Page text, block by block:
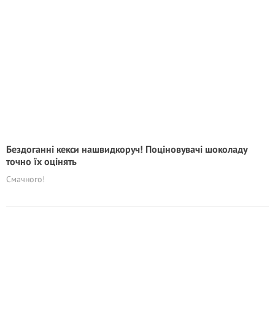
Бездоганні кекси нашвидкоруч! Поціновувачі шоколаду
точно їх оцінять
Смачного!